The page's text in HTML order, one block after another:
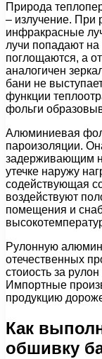
Природа
– излучение. При
инфракрасные
лучи попадают
поглощаются, а
аналогичен
бани не
функции
фольги
Алюминиевая
пароизоляции.
задерживающим
утечке наружу
содействующая
воздействуют
помещения и
Рулонную
отечественных
стоиость за
Импортные
продукцию
Как
обшивку